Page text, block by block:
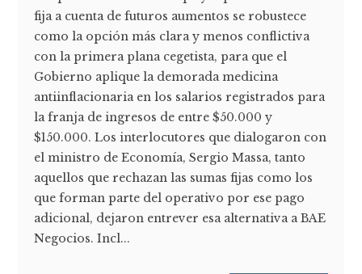
fija a cuenta de futuros aumentos se robustece
como la opción más clara y menos conflictiva
con la primera plana cegetista, para que el
Gobierno aplique la demorada medicina
antiinflacionaria en los salarios registrados para
la franja de ingresos de entre $50.000 y
$150.000. Los interlocutores que dialogaron con
el ministro de Economía, Sergio Massa, tanto
aquellos que rechazan las sumas fijas como los
que forman parte del operativo por ese pago
adicional, dejaron entrever esa alternativa a BAE
Negocios. Incl...